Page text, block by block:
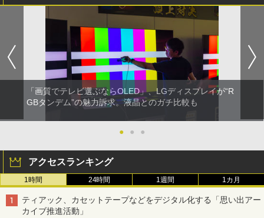
「画質でテレビ選ぶならOLED」、LGディスプレイが“R
GBタンデム”の魅力訴求。液晶とのガチ比較も
● ● ●
アクセスランキング
1時間 24時間 1週間 1カ月
ティアック、カセットテープなどをデジタル化する「思い出アー
カイブ推進活動」